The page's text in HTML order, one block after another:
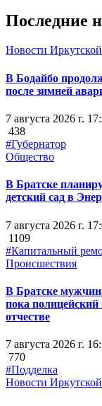
Последние
Новости
В Бодайбо
после зимней
7 августа 2026 г.
438
#Губернатор
Общество
В Братске
детский сад в
7 августа 2026 г.
1109
#Капитальный
Происшествия
В Братске
пока полицейский
отчестве
7 августа 2026 г.
770
#Подделка
Новости